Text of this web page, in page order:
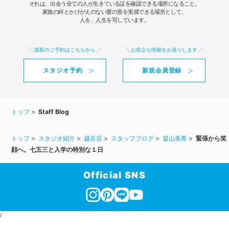
それは、出会う全ての人が生きている証を確認できる場所になること。
家族の絆とかけがえのない愛の形を実感できる場所として、
人を、人生を写しています。
撮影のご予約はこちらから
スタジオ予約
お役立ち情報をお送りします
新規会員登録
トップ Staff Blog
トップ スタジオ紹介 越谷店 スタッフブログ 畠山美希
緊張から笑
顔へ。七五三と入学の特別な１日
Official SNS
/